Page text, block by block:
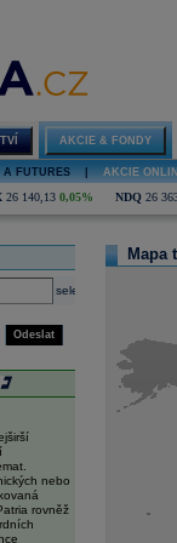
AKCIE & FONDY
A FUTURES AKCIE
26 140,13 0,05% NDQ 26
select
Odeslat
nebo
rovněž
Mapa